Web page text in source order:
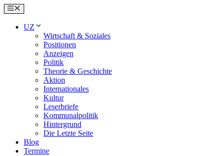
Menu
UZ
Wirtschaft & Soziales
Positionen
Anzeigen
Politik
Theorie & Geschichte
Aktion
Internationales
Kultur
Leserbriefe
Kommunalpolitik
Hintergrund
Die Letzte Seite
Blog
Termine